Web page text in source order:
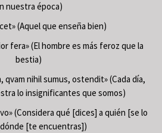
nuestra época)
(Aquel que enseña bien)
fera» (El hombre es más feroz que la
bestia)
qvam nihil sumus, ostendit» (Cada día,
lo insignificantes que somos)
(Considera qué [dices] a quién [se lo
[te encuentras])